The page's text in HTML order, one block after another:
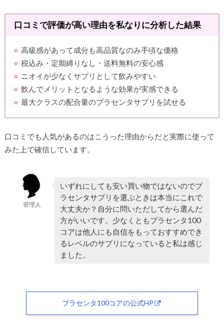
口コミで評価が高い理由を私なりに分析した結果
高級感があって成分も高品質なのみ手頃な価格
税込み・定期縛りなし・送料無料の安心感
ニオイが少なくサプリとして飲みやすい
飲んでメリットとなるような効果が実感できる
最大クラスの配合量のプラセンタサプリを試せる
口コミでも人気があるのはこうった理由からだと実際に使って
みた上で確信しています。
管理人
いずれにしても安い買い物ではないのでプ
ラセンタサプリを選ぶときは本当にこれで
大丈夫か？自分に問いただしてから選んだ
方がいいです。少なくともプラセンタ100
コアは他人にも自信をもっておすすめでき
るレベルのサプリになっていると私は感じ
ました。
プラセンタ100コアの公式HP